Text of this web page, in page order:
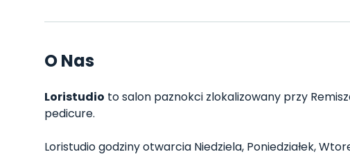
O Nas
Loristudio to salon paznokci zlokalizowany przy
pedicure.
Loristudio godziny otwarcia Niedziela, Poniedziałek,